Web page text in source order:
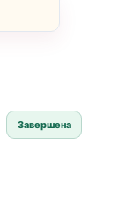
Завершена